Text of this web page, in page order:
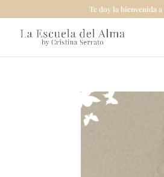
Te doy la bienvenida